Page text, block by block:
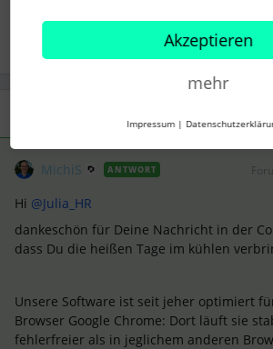
1 Personen gefällt dies
MichiS ANTWORT
Hi ​ @Julia_HR
dankeschön für Deine Nachricht in der
dass Du die heißen Tage im kühlen
Unsere Software ist seit jeher optimiert
Browser Google Chrome: Dort läuft sie
fehlerfreier als in jeglichem anderen
Akzeptieren
mehr
Impressum |